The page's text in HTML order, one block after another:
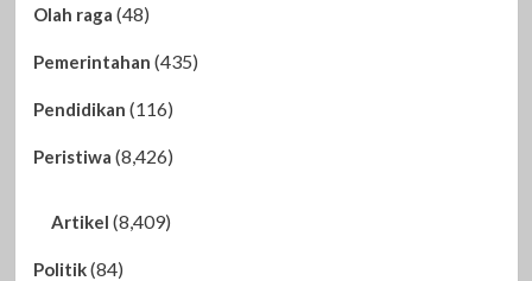
Olah raga (48)
Pemerintahan (435)
Pendidikan (116)
Peristiwa (8,426)
Artikel (8,409)
Politik(84)